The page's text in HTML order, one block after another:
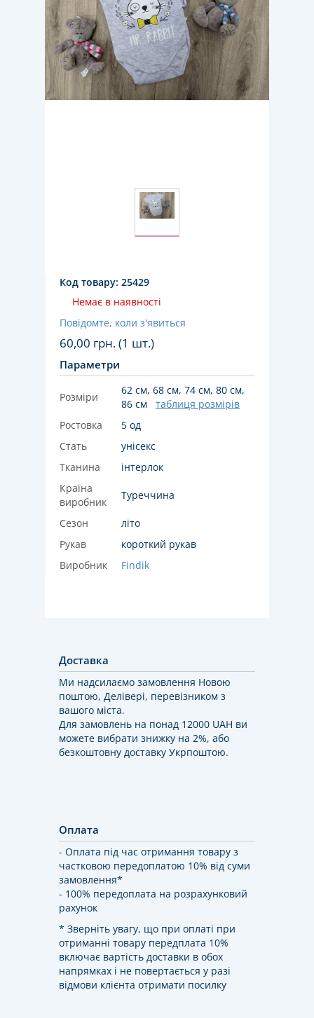
Код товару: 25429
Немає в наявності
Повідомте, коли з'явиться
60,00 грн. (1 шт.)
Параметри
Розміри
62 см, 68 см, 74 см, 80 см,
86 см
таблиця розмірів
Ростовка
5 од
Стать
унісекс
Тканина
інтерлок
Країна
виробник
Туреччина
Сезон
літо
Рукав
короткий рукав
Виробник
Findik
Доставка
Ми надсилаємо замовлення Новою
поштою, Делівері, перевізником з
вашого міста.
Для замовлень на понад 12000 UAH ви
можете вибрати знижку на 2%, або
безкоштовну доставку Укрпоштою.
Оплата
- Оплата під час отримання товару з
частковою передоплатою 10% від суми
замовлення*
- 100% передоплата на розрахунковий
рахунок
* Зверніть увагу, що при оплаті при
отриманні товару передплата 10%
включає вартість доставки в обох
напрямках і не повертається у разі
відмови клієнта отримати посилку